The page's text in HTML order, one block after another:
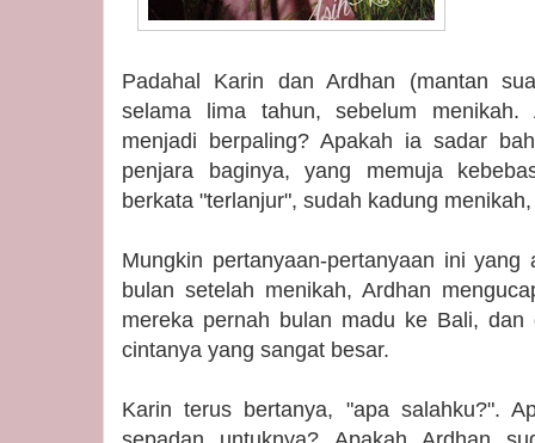
Padahal Karin dan Ardhan (mantan
selama lima tahun, sebelum menikah.
menjadi berpaling? Apakah ia sadar
penjara baginya, yang memuja
berkata "terlanjur", sudah kadung
Mungkin pertanyaan-pertanyaan ini
bulan setelah menikah, Ardhan
mereka pernah bulan madu ke Bali, dan
cintanya yang sangat besar.
Karin terus bertanya, "apa salahku?".